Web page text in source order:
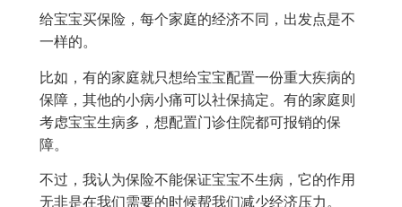
给宝宝买保险，每个家庭的经济不同，出发点是不
一样的。
比如，有的家庭就只想给宝宝配置一份重大疾病的
保障，其他的小病小痛可以社保搞定。有的家庭则
考虑宝宝生病多，想配置门诊住院都可报销的保
障。
不过，我认为保险不能保证宝宝不生病，它的作用
无非是在我们需要的时候帮我们减少经济压力。